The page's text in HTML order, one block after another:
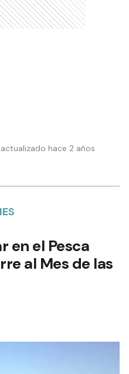
hace 2 años
en el Pesca
al Mes de las